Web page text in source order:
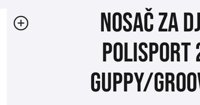
NOSAČ ZA
GUPPY/